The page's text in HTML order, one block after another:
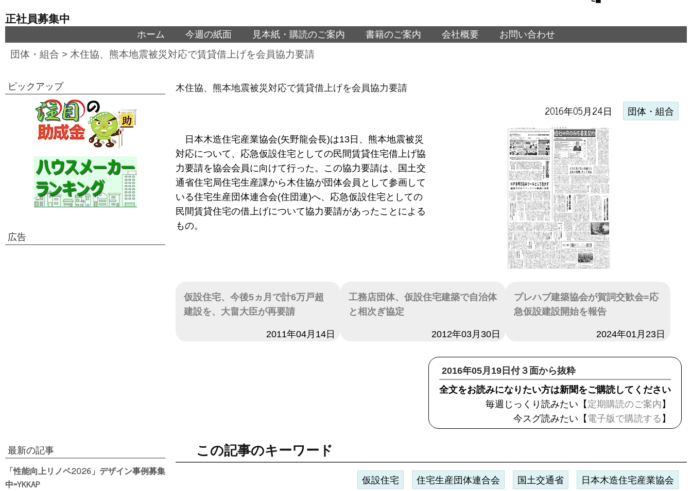
正社員募集中
ホーム 今週の紙面 見本紙・購読のご案内 書籍のご案内 会社概要 お問い合わせ
団体・組合 > 木住協、熊本地震被災対応で賃貸借上げを会員協力要請
木住協、熊本地震被災対応で賃貸借上げを会員協力要請
2016年05月24日 団体・組合
日本木造住宅産業協会(矢野龍会長)は13日、熊本地震被災
対応について、応急仮設住宅としての民間賃貸住宅借上げ協
力要請を協会会員に向けて行った。この協力要請は、国土交
通省住宅局住宅生産課から木住協が団体会員として参画して
いる住宅生産団体連合会(住団連)へ、応急仮設住宅としての
民間賃貸住宅の借上げについて協力要請があったことによる
もの。
仮設住宅、今後5ヵ月で計6万戸超
建設を、大畠大臣が再要請
2011年04月14日
工務店団体、仮設住宅建築で自治体
と相次ぎ協定
2012年03月30日
プレハブ建築協会が賀詞交歓会=応
急仮設建設開始を報告
2024年01月23日
2016年05月19日付３面から抜粋
全文をお読みになりたい方は新聞をご購読してください
毎週じっくり読みたい【 定期購読のご案内 】
今スグ読みたい【 電子版で購読する 】
この記事のキーワード
仮設住宅 住宅生産団体連合会 国土交通省 日本木造住宅産業協会
ピックアップ
広告
最新の記事
「性能向上リノベ2026」デザイン事例募集
中=YKKAP